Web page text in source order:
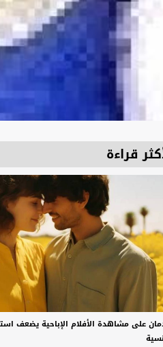
قراءة
على مشاهدة الأفلام الإباحية يضعف